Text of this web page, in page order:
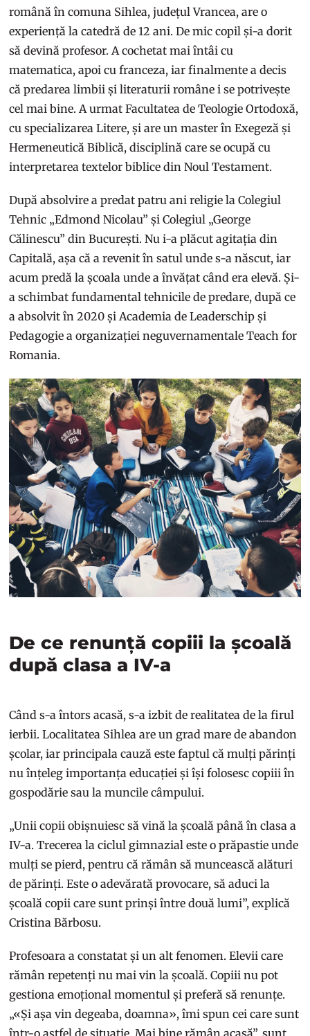
română în comuna Sihlea, județul Vrancea, are o
experiență la catedră de 12 ani. De mic copil și-a dorit
să devină profesor. A cochetat mai întâi cu
matematica, apoi cu franceza, iar finalmente a decis
că predarea limbii și literaturii române i se potrivește
cel mai bine. A urmat Facultatea de Teologie Ortodoxă,
cu specializarea Litere, și are un master în Exegeză și
Hermeneutică Biblică, disciplină care se ocupă cu
interpretarea textelor biblice din Noul Testament.
După absolvire a predat patru ani religie la Colegiul
Tehnic „Edmond Nicolau” și Colegiul „George
Călinescu” din București. Nu i-a plăcut agitația din
Capitală, așa că a revenit în satul unde s-a născut, iar
acum predă la școala unde a învățat când era elevă. Și-
a schimbat fundamental tehnicile de predare, după ce
a absolvit în 2020 și Academia de Leaderschip și
Pedagogie a organizației neguvernamentale Teach for
Romania.
De ce renunță copiii la școală
după clasa a IV-a
Când s-a întors acasă, s-a izbit de realitatea de la firul
ierbii. Localitatea Sihlea are un grad mare de abandon
școlar, iar principala cauză este faptul că mulți părinți
nu înțeleg importanța educației și își folosesc copiii în
gospodărie sau la muncile câmpului.
„Unii copii obișnuiesc să vină la școală până în clasa a
IV-a. Trecerea la ciclul gimnazial este o prăpastie unde
mulți se pierd, pentru că rămân să muncească alături
de părinți. Este o adevărată provocare, să aduci la
școală copii care sunt prinși între două lumi”, explică
Cristina Bărbosu.
Profesoara a constatat și un alt fenomen. Elevii care
rămân repetenți nu mai vin la școală. Copiii nu pot
gestiona emoțional momentul și preferă să renunțe.
„«Și așa vin degeaba, doamna», îmi spun cei care sunt
într-o astfel de situație. Mai bine rămân acasă”, sunt